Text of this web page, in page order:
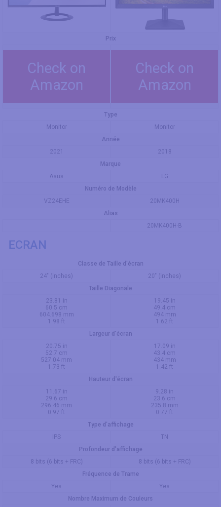
Prix
Check on
Amazon
Check on
Amazon
Type
Monitor
Monitor
Année
2021
2018
Marque
Asus
LG
Numéro de Modèle
VZ24EHE
20MK400H
Alias
20MK400H-B
ECRAN
Classe de Taille d'écran
24" (inches)
20" (inches)
Taille Diagonale
23.81 in
60.5 cm
604.698 mm
1.98 ft
19.45 in
49.4 cm
494 mm
1.62 ft
Largeur d'écran
20.75 in
52.7 cm
527.04 mm
1.73 ft
17.09 in
43.4 cm
434 mm
1.42 ft
Hauteur d'écran
11.67 in
29.6 cm
296.46 mm
0.97 ft
9.28 in
23.6 cm
235.8 mm
0.77 ft
Type d'affichage
IPS
TN
Profondeur d'affichage
8 bits (6 bits + FRC)
8 bits (6 bits + FRC)
Fréquence de Trame
Yes
Yes
Nombre Maximum de Couleurs